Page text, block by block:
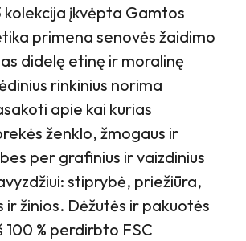
kolekcija įkvėpta Gamtos
primena senovės žaidimo
didelę etinę ir moralinę
rinkinius norima
apie kai kurias
ženklo, žmogaus ir
per grafinius ir vaizdinius
stiprybė, priežiūra,
ir žinios. Dėžutės ir pakuotės
% perdirbto FSC